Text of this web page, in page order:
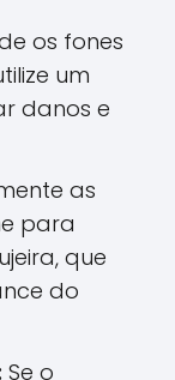
os fones
um
danos e
as
para
que
do
Se o